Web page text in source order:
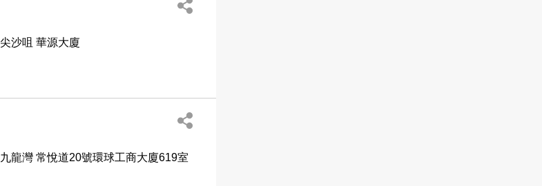
尖沙咀 華源大廈
九龍灣 常悅道20號環球工商大廈619室